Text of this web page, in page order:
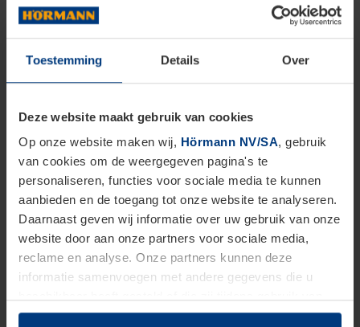
Toestemming Details Over
Deze website maakt gebruik van cookies
Op onze website maken wij, Hörmann NV/SA, gebruik
van cookies om de weergegeven pagina's te
personaliseren, functies voor sociale media te kunnen
aanbieden en de toegang tot onze website te analyseren.
Daarnaast geven wij informatie over uw gebruik van onze
website door aan onze partners voor sociale media,
reclame en analyse. Onze partners kunnen deze
informatie samenvoegen met andere gegevens die u
hun diensten hebben verzameld.